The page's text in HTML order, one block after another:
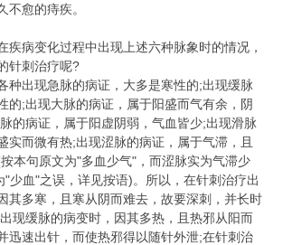
不愈的痔疾。
病变化过程中出现上述六种脉象时的情况，
针刺治疗呢?
出现急脉的病证，大多是寒性的;出现缓脉
的;出现大脉的病证，属于阳盛而气有余，阴
的病证，属于阳虚阴弱，气血皆少;出现滑脉
实而微有热;出现涩脉的病证，属于气滞，且
本句原文为"多血少气"，而涩脉实为气滞少
"少血"之误，详见按语)。所以，在针刺治疗出
其多寒，且寒从阴而难去，故要深刺，并长时
现缓脉的病变时，因其多热，且热邪从阳而
迅速出针，而使热邪得以随针外泄;在针刺治